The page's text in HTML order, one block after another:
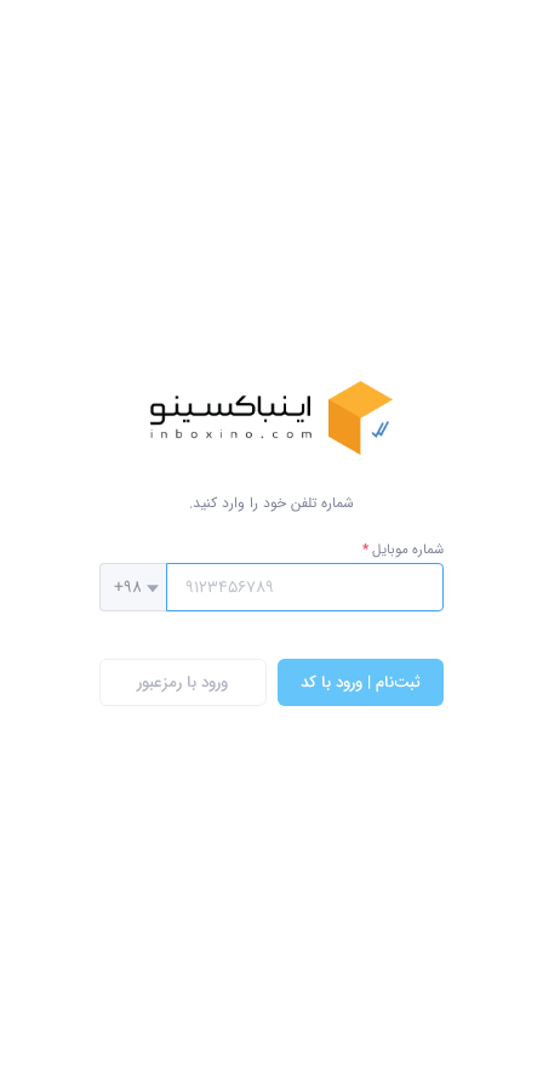
شماره تلفن خود را وارد کنید.
شماره موبایل
ثبت‌نام | ورود با کد ورود با رمزعبور